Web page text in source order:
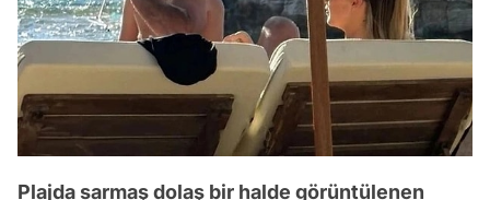
Plajda sarmaş dolaş bir halde görüntülenen